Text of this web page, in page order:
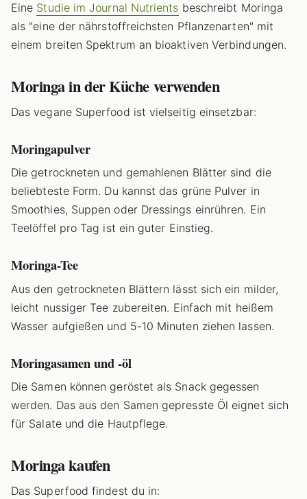
Eine Studie im Journal Nutrients beschreibt Moringa
als "eine der nährstoffreichsten Pflanzenarten" mit
einem breiten Spektrum an bioaktiven Verbindungen.
Moringa in der Küche verwenden
Das vegane Superfood ist vielseitig einsetzbar:
Moringapulver
Die getrockneten und gemahlenen Blätter sind die
beliebteste Form. Du kannst das grüne Pulver in
Smoothies, Suppen oder Dressings einrühren. Ein
Teelöffel pro Tag ist ein guter Einstieg.
Moringa-Tee
Aus den getrockneten Blättern lässt sich ein milder,
leicht nussiger Tee zubereiten. Einfach mit heißem
Wasser aufgießen und 5-10 Minuten ziehen lassen.
Moringasamen und -öl
Die Samen können geröstet als Snack gegessen
werden. Das aus den Samen gepresste Öl eignet sich
für Salate und die Hautpflege.
Moringa kaufen
Das Superfood findest du in: